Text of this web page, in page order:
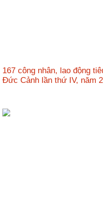
167 công nhân, lao động
Đức Cảnh lần thứ IV, năm